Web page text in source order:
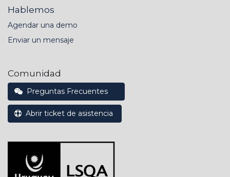
Hablemos
Agendar una demo
Enviar un mensaje
Comunidad
Preguntas Frecuentes
Abrir ticket de asistencia